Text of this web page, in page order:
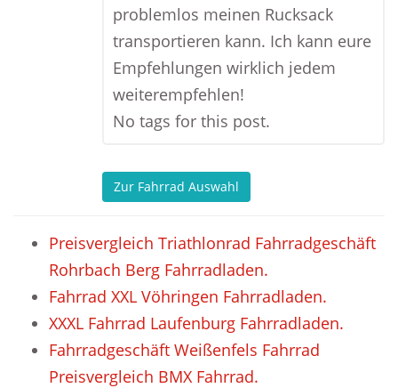
problemlos meinen Rucksack
transportieren kann. Ich kann eure
Empfehlungen wirklich jedem
weiterempfehlen!
No tags for this post.
Zur Fahrrad Auswahl
Preisvergleich Triathlonrad Fahrradgeschäft
Rohrbach Berg Fahrradladen.
Fahrrad XXL Vöhringen Fahrradladen.
XXXL Fahrrad Laufenburg Fahrradladen.
Fahrradgeschäft Weißenfels Fahrrad
Preisvergleich BMX Fahrrad.